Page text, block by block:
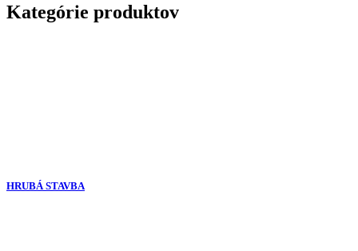
Kategórie produktov
HRUBÁ STAVBA